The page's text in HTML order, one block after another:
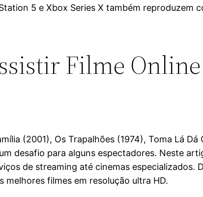
5 e Xbox Series X também reproduzem
Filme
(2001), Os Trapalhões (1974), Toma Lá Dá
desafio para alguns espectadores. Neste
de streaming até cinemas especializados.
filmes em resolução ultra HD.